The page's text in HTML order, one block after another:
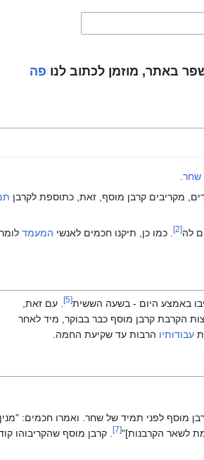
באתר, מוזמן לכתוב לנו פה
שחר
מקריבים קרבן מוסף, זאת, כתוספת לקרבן
לה[2] . כמו כן, תיקנו חכמים לאנשי המעמד
באמצע היום - בשעה הששית[5]
. עם זאת,
הקרבת קרבן מוסף כבר בבוקר, מיד לאחר
עבודותיו הרבות עד שקיעת החמה.
מוסף לפני תמיד של שחר. ואמרו חכמים:
לשאר הקרבנות]"[7] . קרבן מוסף שהקריבוהו